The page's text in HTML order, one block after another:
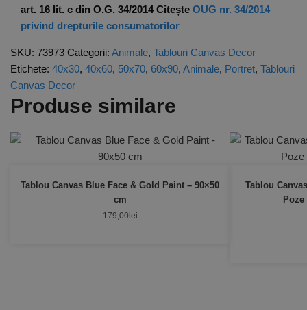
art. 16 lit. c din O.G. 34/2014 Citește OUG nr. 34/2014
privind drepturile consumatorilor
SKU: 73973 Categorii: Animale, Tablouri Canvas Decor
Etichete: 40x30, 40x60, 50x70, 60x90, Animale, Portret, Tablouri
Canvas Decor
Produse similare
Tablou Canvas Blue Face & Gold Paint – 90×50
cm
179,00 lei
Tablou